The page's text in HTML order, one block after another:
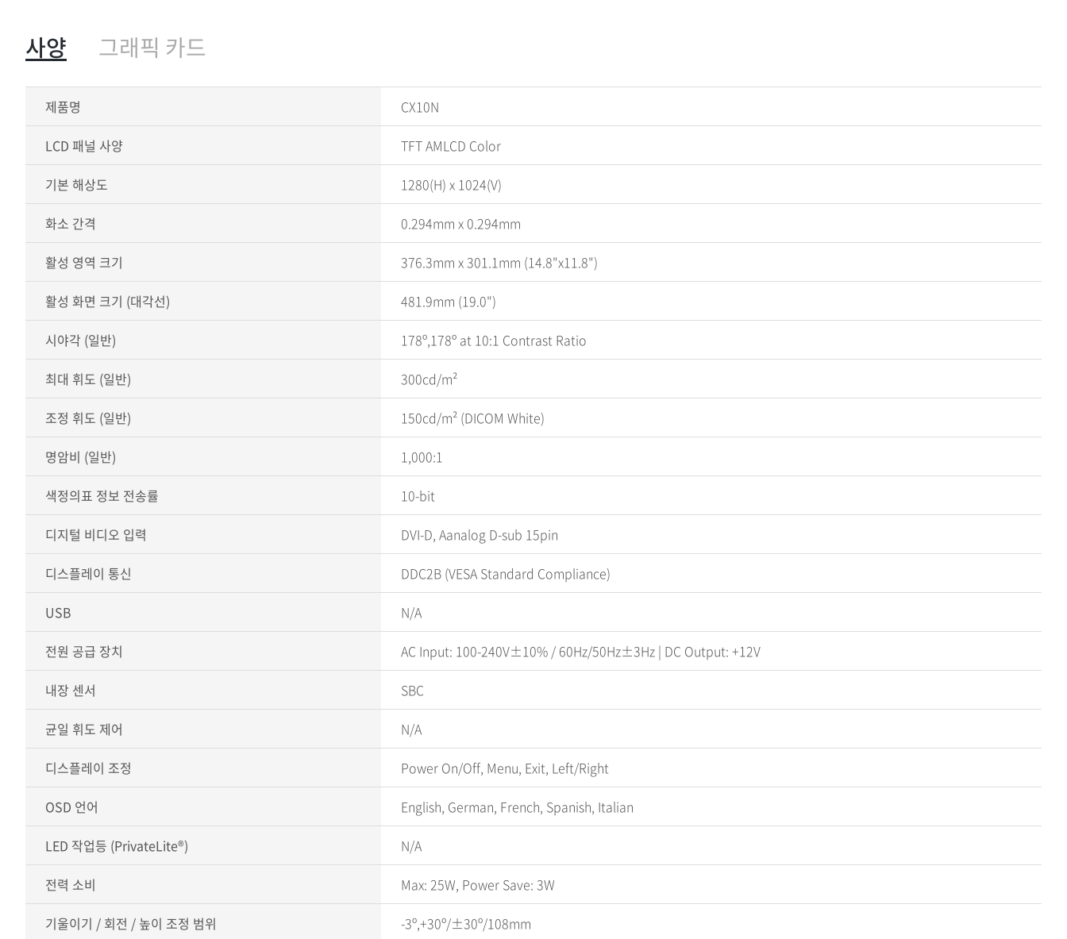
사양 그래픽 카드
제품명 CX10N
LCD 패널 사양 TFT AMLCD Color
기본 해상도 1280(H) x 1024(V)
화소 간격 0.294mm x 0.294mm
활성 영역 크기 376.3mm x 301.1mm (14.8"x11.8")
활성 화면 크기 (대각선) 481.9mm (19.0")
시야각 (일반) 178º,178º at 10:1 Contrast Ratio
최대 휘도 (일반) 300cd/m²
조정 휘도 (일반) 150cd/m² (DICOM White)
명암비 (일반) 1,000:1
색정의표 정보 전송률 10-bit
디지털 비디오 입력 DVI-D, Aanalog D-sub 15pin
디스플레이 통신 DDC2B (VESA Standard Compliance)
USB N/A
전원 공급 장치 AC Input: 100-240V±10% / 60Hz/50Hz±3Hz | DC Output: +12V
내장 센서 SBC
균일 휘도 제어 N/A
디스플레이 조정 Power On/Off, Menu, Exit, Left/Right
OSD 언어 English, German, French, Spanish, Italian
LED 작업등 (PrivateLite®) N/A
전력 소비 Max: 25W, Power Save: 3W
기울이기 / 회전 / 높이 조정 범위 -3º,+30º/±30º/108mm